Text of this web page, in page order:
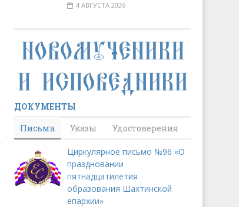
4 АВГУСТА 2026
ДОКУМЕНТЫ
Письма
Указы Удостоверения
Циркулярное письмо №96 «О
праздновании
пятнадцатилетия
образования Шахтинской
епархии»